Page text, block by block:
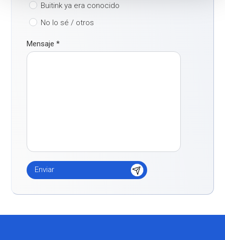
Buitink ya era conocido
No lo sé / otros
Mensaje*